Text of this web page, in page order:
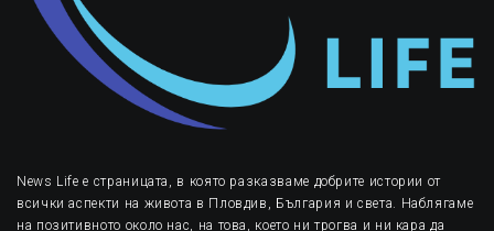
News Life е страницата, в която разказваме добрите истории от
всички аспекти на живота в Пловдив, България и света. Наблягаме
на позитивното около нас, на това, което ни трогва и ни кара да